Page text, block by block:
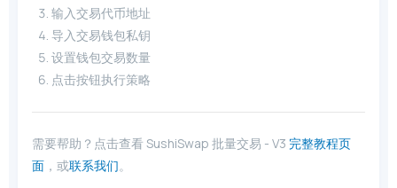
输入交易代币地址
导入交易钱包私钥
设置钱包交易数量
点击按钮执行策略
需要帮助？点击查看 SushiSwap 批量交易 - V3 完整教程页
面 ，或联系我们。